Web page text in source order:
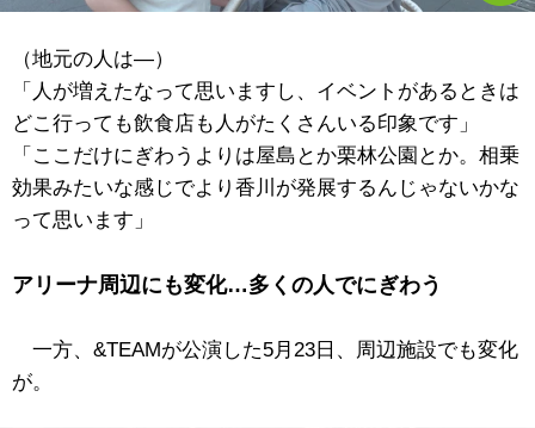
（地元の人は―）
「人が増えたなって思いますし、イベントがあるときは
どこ行っても飲食店も人がたくさんいる印象です」
「ここだけにぎわうよりは屋島とか栗林公園とか。相乗
効果みたいな感じでより香川が発展するんじゃないかな
って思います」
アリーナ周辺にも変化…多くの人でにぎわう
一方、&TEAMが公演した5月23日、周辺施設でも変化
が。